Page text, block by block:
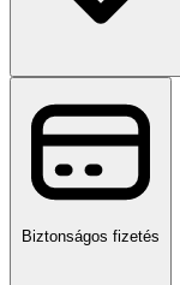
Biztonságos fizetés